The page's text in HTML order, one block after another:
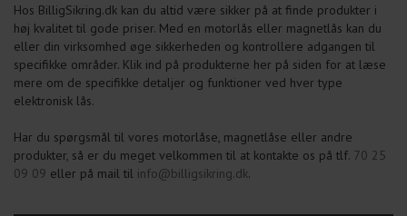
Hos BilligSikring.dk kan du altid være sikker på at finde produkter i
høj kvalitet til gode priser. Med en motorlås eller magnetlås kan du
eller din virksomhed øge sikkerheden og kontrollere adgangen til
specifikke områder. Klik ind på produkterne her på siden for at læse
mere om de specifikke detaljer og funktioner ved hver type
elektronisk lås.
Har du spørgsmål til vores motorlåse, magnetlåse eller andre
produkter, så er du meget velkommen til at kontakte os på tlf. 70 25
09 09 eller på mail til info@billigsikring.dk.